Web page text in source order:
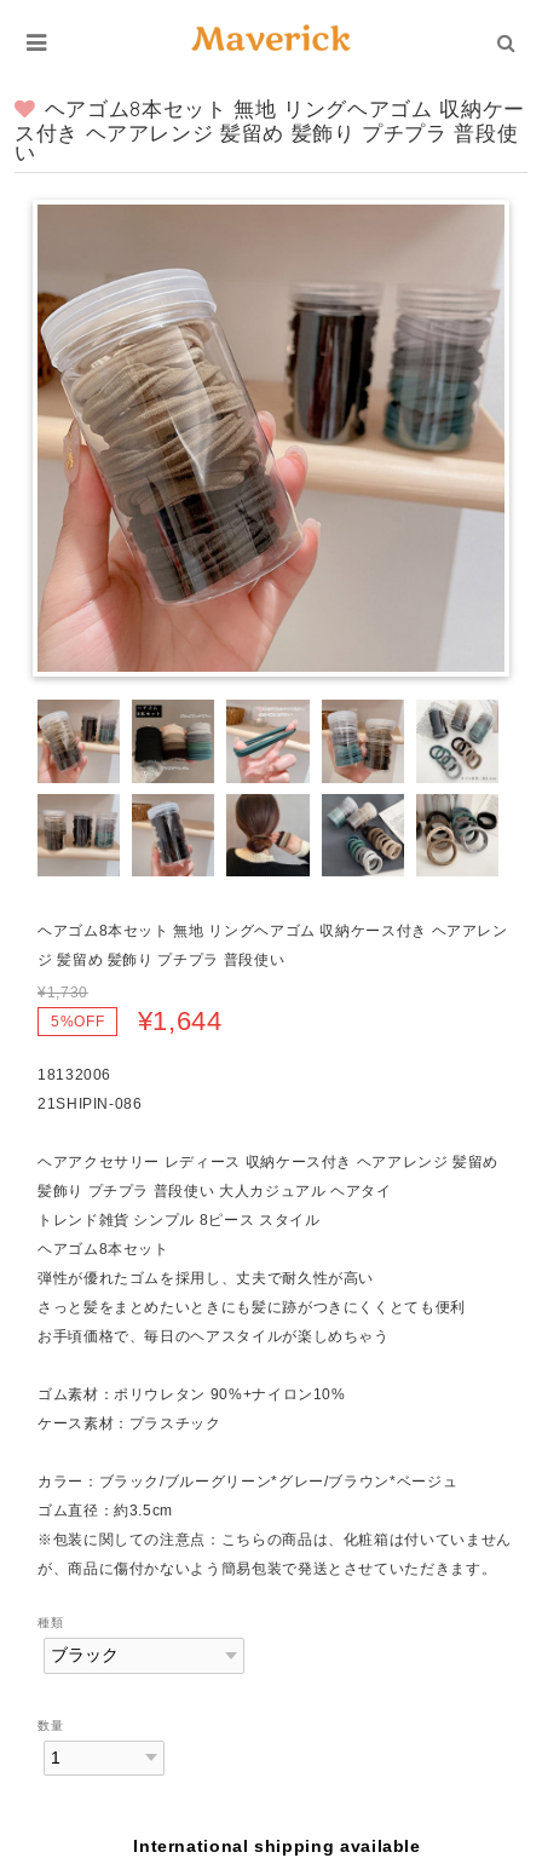
ヘアゴム8本セット 無地 リングヘアゴム 収納ケー
ス付き ヘアアレンジ 髪留め 髪飾り プチプラ 普段使
い
ヘアゴム8本セット 無地 リングヘアゴム 収納ケース付き ヘアアレン
ジ 髪留め 髪飾り プチプラ 普段使い
¥1,730
5%OFF
¥1,644
18132006
21SHIPIN-086
ヘアアクセサリー レディース 収納ケース付き ヘアアレンジ 髪留め
髪飾り プチプラ 普段使い 大人カジュアル ヘアタイ
トレンド雑貨 シンプル 8ピース スタイル
ヘアゴム8本セット
弾性が優れたゴムを採用し、丈夫で耐久性が高い
さっと髪をまとめたいときにも髪に跡がつきにくくとても便利
お手頃価格で、毎日のヘアスタイルが楽しめちゃう
ゴム素材：ポリウレタン 90%+ナイロン10%
ケース素材：プラスチック
カラー：ブラック/ブルーグリーン*グレー/ブラウン*ベージュ
ゴム直径：約3.5cm
※包装に関しての注意点：こちらの商品は、化粧箱は付いていません
が、商品に傷付かないよう簡易包装で発送とさせていただきます。
種類
数量
International shipping available